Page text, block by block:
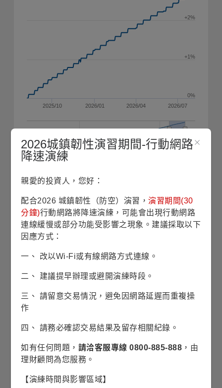
2025/10 2026/01 2026/04 2026/07
0%
+1%
+2%
資料來源：理柏，基金過去績效不代表未來績效之表現。
短期資金的停泊站
最新淨值 2026/08/07
10.14 美元
淨值漲跌/
0.00 / 0.00%
近1年
最高淨值
10.16
近1年
平均淨值
10.15
收藏
2026城鎮韌性演習期間-行動網路
降速演練
親愛的投資人，您好：
配合2026 城鎮韌性（防空）演習，演習期間(30
分鐘)行動網路將降速演練，可能會出現行動網路
連線緩慢或部分功能受影響之現象。建議採取以下
因應方式：
一、 改以Wi-Fi或有線網路方式連線。
二、 建議提早辦理或避開演練時段。
三、 請留意交易情況，避免因網路延遲而重複操
作
四、 請務必確認交易結果及留存相關紀錄。
如有任何問題， 請洽客服專線 0800-885-888 ，由
理財顧問為您服務。
【演練時間與影響區域】